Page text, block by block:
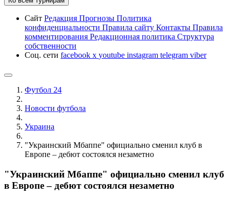
Сайт Редакция Прогнозы Политика
конфиденциальности Правила сайту Контакты Правила
комментирования Редакционная политика Структура
собственности
Соц. сети facebook x youtube instagram telegram viber
Футбол 24
Новости футбола
Украина
"Украинский Мбаппе" официально сменил клуб в
Европе – дебют состоялся незаметно
"Украинский Мбаппе" официально сменил клуб
в Европе – дебют состоялся незаметно